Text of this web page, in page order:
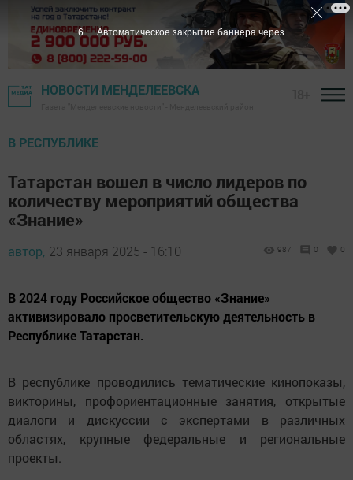
НОВОСТИ МЕНДЕЛЕЕВСКА
В РЕСПУБЛИКЕ
Татарстан вошел в число лидеров по
количеству мероприятий общества
«Знание»
автор, 23 января 2025 - 16:10 987 0 0
В 2024 году Российское общество «Знание»
активизировало просветительскую деятельность в
Республике Татарстан.
В республике проводились тематические кинопоказы,
викторины, профориентационные занятия, открытые
диалоги и дискуссии с экспертами в различных
областях, крупные федеральные и региональные
проекты.
5 Автоматическое закрытие баннера через